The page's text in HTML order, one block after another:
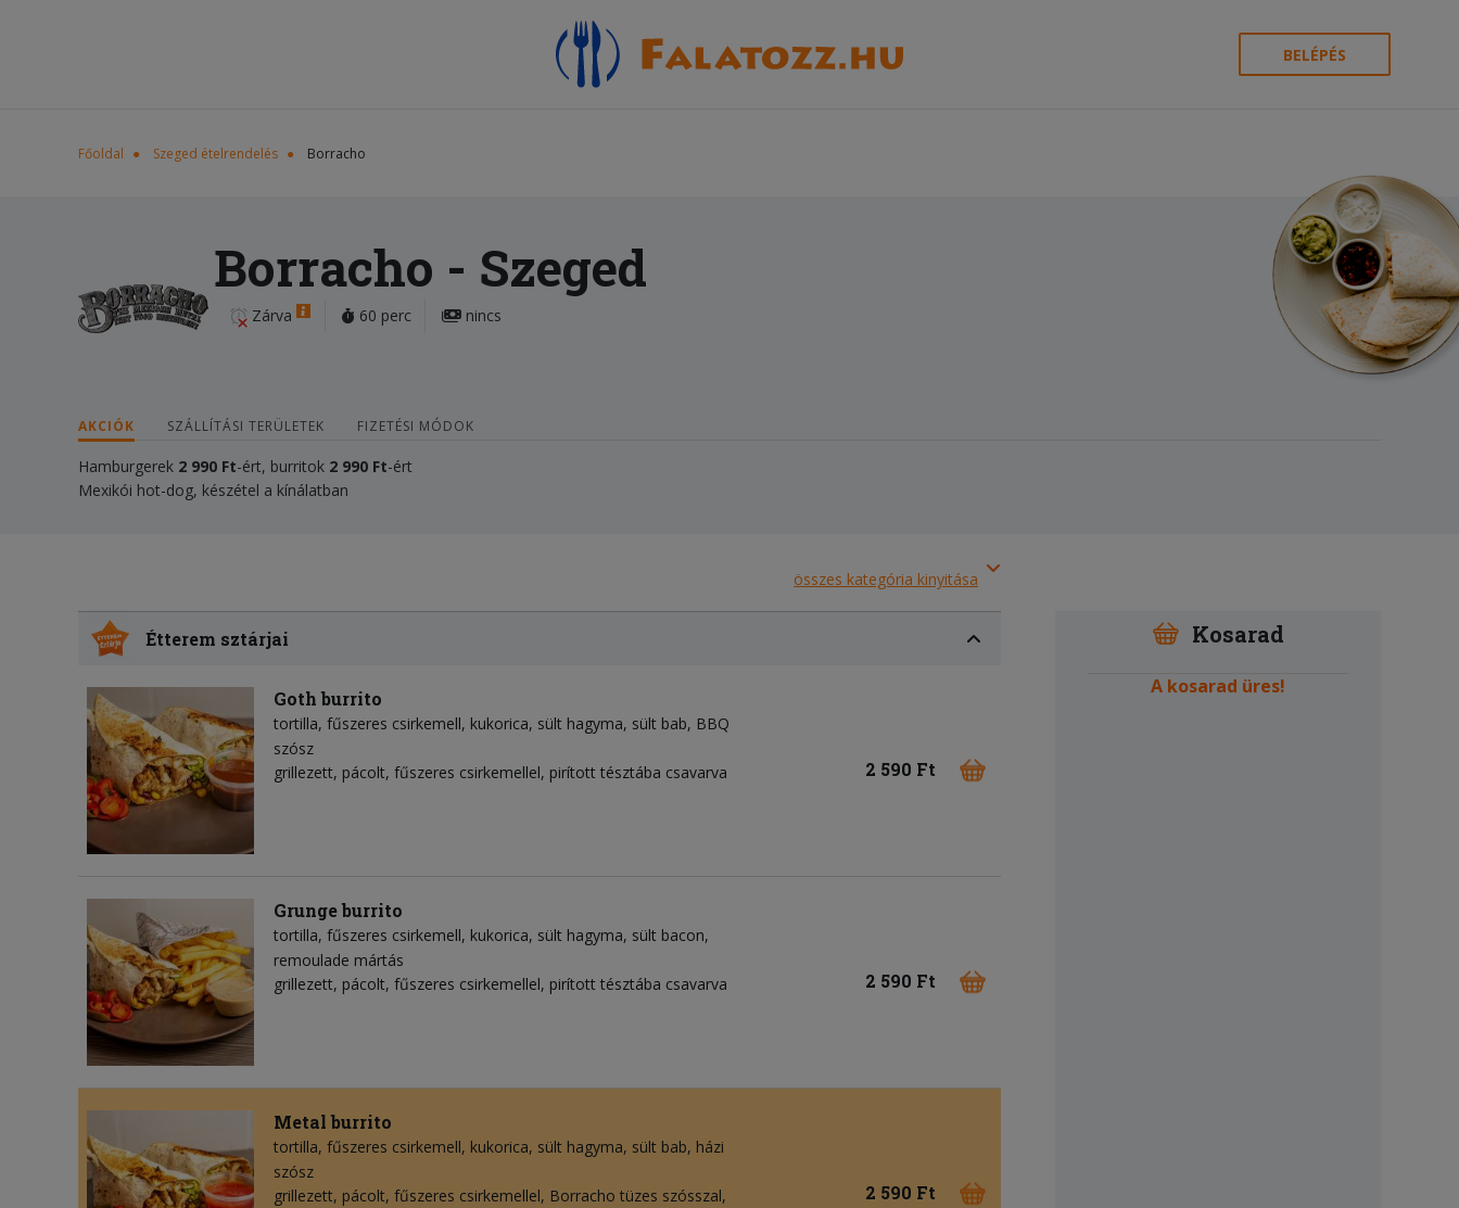
BELÉPÉS
Főoldal Szeged ételrendelés Borracho
Borracho - Szeged
Zárva 60 perc nincs
AKCIÓK SZÁLLÍTÁSI TERÜLETEK FIZETÉSI MÓDOK
Hamburgerek 2 990 Ft-ért, burritok 2 990 Ft-ért
Mexikói hot-dog, készétel a kínálatban
összes kategória kinyitása
Étterem sztárjai
Goth burrito
tortilla fűszeres csirkemell kukorica sült hagyma sült bab BBQ
szósz
grillezett, pácolt, fűszeres csirkemellel, pirított tésztába csavarva
2 590 Ft
Grunge burrito
tortilla fűszeres csirkemell kukorica sült hagyma sült bacon
remoulade mártás
grillezett, pácolt, fűszeres csirkemellel, pirított tésztába csavarva
2 590 Ft
Metal burrito
tortilla fűszeres csirkemell kukorica sült hagyma sült bab házi
szósz
grillezett, pácolt, fűszeres csirkemellel, Borracho tüzes szósszal,
2 590 Ft
Kosarad
A kosarad üres!